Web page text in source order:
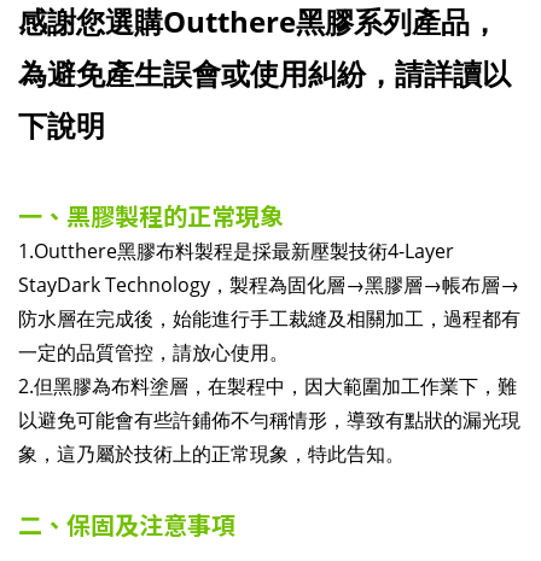
感謝您選購Outthere黑膠系列產品，
為避免產生誤會或使用糾紛，請詳讀以
下說明
一、黑膠製程的正常現象
1.Outthere黑膠布料製程是採最新壓製技術4-Layer
StayDark Technology，製程為固化層→黑膠層→帳布層→
防水層在完成後，始能進行手工裁縫及相關加工，過程都有
一定的品質管控，請放心使用。
2.但黑膠為布料塗層，在製程中，因大範圍加工作業下，難
以避免可能會有些許鋪佈不勻稱情形，導致有點狀的漏光現
象，這乃屬於技術上的正常現象，特此告知。
二、保固及注意事項